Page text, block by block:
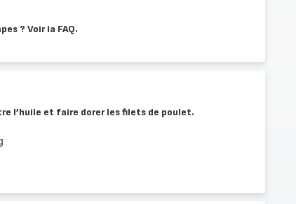
? Voir la FAQ.
l’huile et faire dorer les filets de poulet.